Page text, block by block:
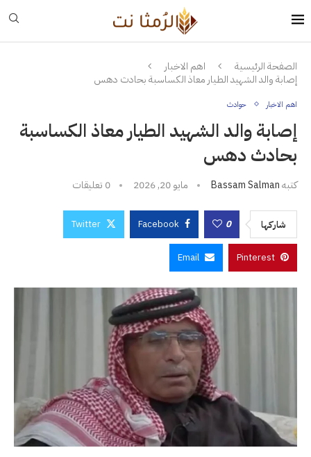
الصفحة الرئيسية
اهم الاخبار
إصابة والد الشهيد الطيار معاذ الكساسبة بحادث دهس
اهم الاخبار حوادث
إصابة والد الشهيد الطيار معاذ الكساسبة
بحادث دهس
كتبهBassam Salman مايو 20, 2026 0 تعليقات
شاركها 0
Facebook
Twitter
Pinterest
Email